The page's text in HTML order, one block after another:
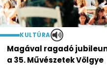
KULTÚRA
Magával ragadó
a 35. Művészetek Völgye